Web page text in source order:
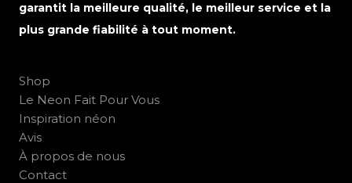
garantit la meilleure qualité, le meilleur service et la
plus grande fiabilité à tout moment.
Shop
Le Neon Fait Pour Vous
Inspiration néon
Avis
À propos de nous
Contact